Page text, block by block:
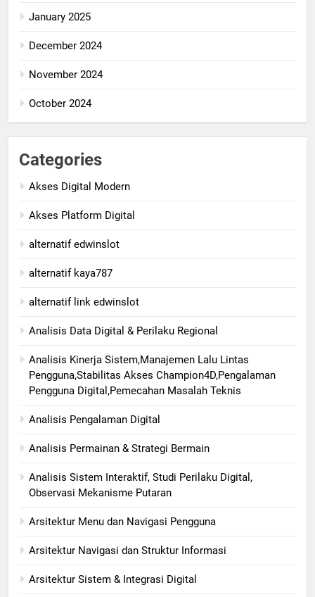
January 2025
December 2024
November 2024
October 2024
Categories
Akses Digital Modern
Akses Platform Digital
alternatif edwinslot
alternatif kaya787
alternatif link edwinslot
Analisis Data Digital & Perilaku Regional
Analisis Kinerja Sistem,Manajemen Lalu Lintas
Pengguna,Stabilitas Akses Champion4D,Pengalaman
Pengguna Digital,Pemecahan Masalah Teknis
Analisis Pengalaman Digital
Analisis Permainan & Strategi Bermain
Analisis Sistem Interaktif, Studi Perilaku Digital,
Observasi Mekanisme Putaran
Arsitektur Menu dan Navigasi Pengguna
Arsitektur Navigasi dan Struktur Informasi
Arsitektur Sistem & Integrasi Digital